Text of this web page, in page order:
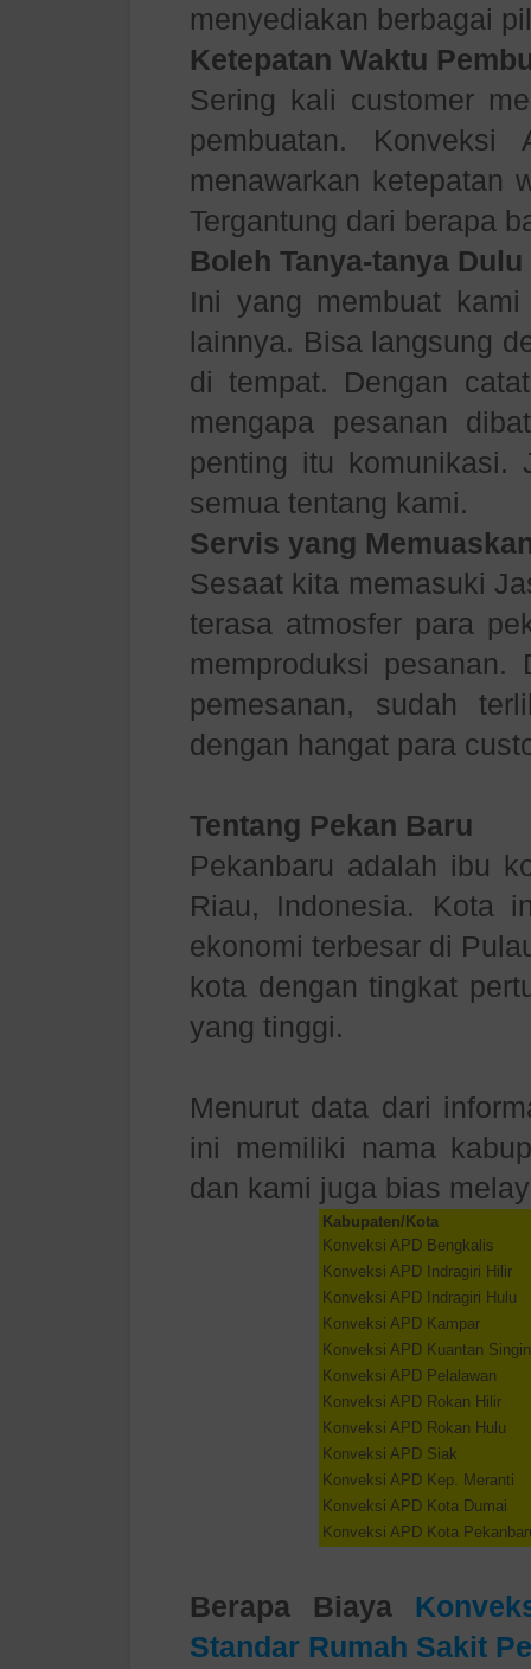
menyediakan berbagai
Ketepatan Waktu
Sering kali customer
pembuatan. Konveksi
menawarkan ketepatan
Tergantung dari berapa
Boleh Tanya-tanya Dulu
Ini yang membuat
lainnya. Bisa langsung
di tempat. Dengan
mengapa pesanan
penting itu komunikasi.
semua tentang kami.
Servis yang
Sesaat kita memasuki
terasa atmosfer para
memproduksi
pemesanan, sudah
dengan hangat para
Tentang Pekan Baru
Pekanbaru adalah ibu
Riau, Indonesia. Kota
ekonomi terbesar di
kota dengan tingkat
yang tinggi.
Menurut data dari
ini memiliki nama
dan kami juga bias
Kabupaten/Kota
Konveksi APD Bengkalis
Konveksi APD Indragiri Hilir
Konveksi APD Indragiri Hulu
Konveksi APD Kampar
Konveksi APD Kuantan
Konveksi APD Pelalawan
Konveksi APD Rokan Hilir
Konveksi APD Rokan Hulu
Konveksi APD Siak
Konveksi APD Kep. Meranti
Konveksi APD Kota Dumai
Konveksi APD Kota
Berapa Biaya
Standar Rumah Sakit